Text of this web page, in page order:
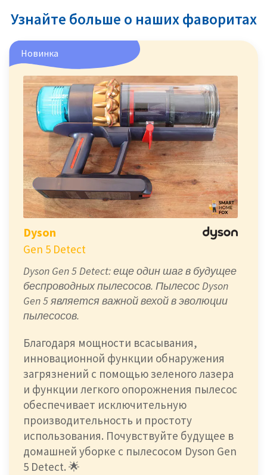
Узнайте больше о наших фаворитах
Новинка
Dyson
Gen 5 Detect
Dyson Gen 5 Detect: еще один шаг в будущее
беспроводных пылесосов. Пылесос Dyson
Gen 5 является важной вехой в эволюции
пылесосов.
Благодаря мощности всасывания,
инновационной функции обнаружения
загрязнений с помощью зеленого лазера
и функции легкого опорожнения пылесос
обеспечивает исключительную
производительность и простоту
использования. Почувствуйте будущее в
домашней уборке с пылесосом Dyson Gen
5 Detect. 🌟